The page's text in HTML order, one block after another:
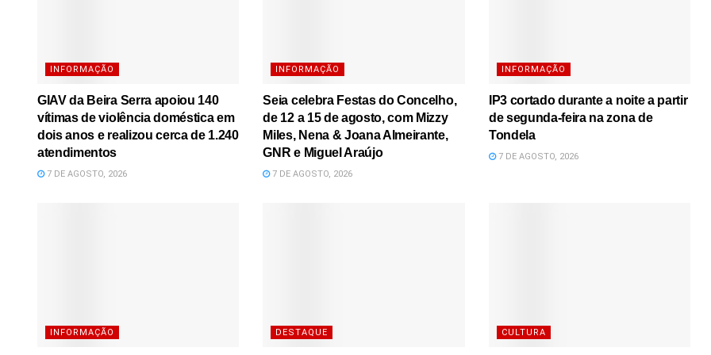
INFORMAÇÃO
GIAV da Beira Serra apoiou 140
vítimas de violência doméstica em
dois anos e realizou cerca de 1.240
atendimentos
7 DE AGOSTO, 2026
INFORMAÇÃO
Seia celebra Festas do Concelho,
de 12 a 15 de agosto, com Mizzy
Miles, Nena & Joana Almeirante,
GNR e Miguel Araújo
7 DE AGOSTO, 2026
INFORMAÇÃO
IP3 cortado durante a noite a partir
de segunda-feira na zona de
Tondela
7 DE AGOSTO, 2026
INFORMAÇÃO DESTAQUE CULTURA